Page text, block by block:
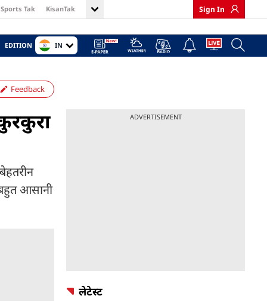
Sports Tak KisanTak Sign In
EDITION IN
Feedback
आसानी
ADVERTISEMENT
लेटेस्ट